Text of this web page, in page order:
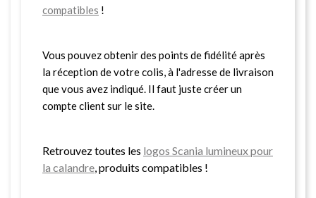
compatibles !
Vous pouvez obtenir des points de fidélité après
la réception de votre colis, à l'adresse de livraison
que vous avez indiqué. Il faut juste créer un
compte client sur le site.
Retrouvez toutes les logos Scania lumineux pour
la calandre, produits compatibles !